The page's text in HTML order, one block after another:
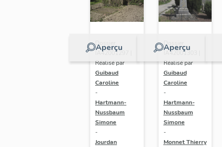
Aperçu
Dossier
IA42001297 |
Réalisé par
Guibaud
Caroline
-
Hartmann-
Nussbaum
Simone
-
Jourdan
Aperçu
Dossier
IA42001303 |
Réalisé par
Guibaud
Caroline
-
Hartmann-
Nussbaum
Simone
-
Monnet Thierry